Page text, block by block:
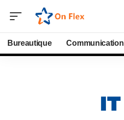
Bureautique Communication
IT